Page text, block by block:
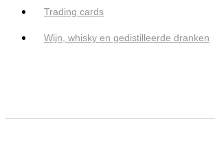
Trading cards
Wijn, whisky en gedistilleerde dranken